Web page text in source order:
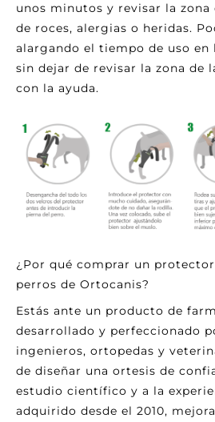
unos minutos y revisar la zona
de roces, alergias o heridas.
alargando el tiempo de uso en
sin dejar de revisar la zona de
con la ayuda.
¿Por qué comprar un
perros de Ortocanis?
Estás ante un producto de
desarrollado y perfeccionado
ingenieros, ortopedas y
de diseñar una ortesis de
estudio científico y a la
adquirido desde el 2010,